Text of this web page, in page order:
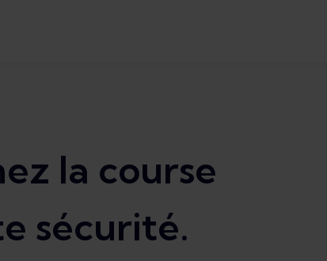
la course
sécurité.